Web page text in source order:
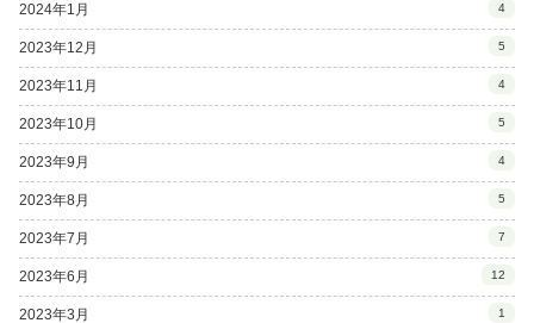
2024年1月 4
2023年12月 5
2023年11月 4
2023年10月 5
2023年9月 4
2023年8月 5
2023年7月 7
2023年6月 12
2023年3月 1